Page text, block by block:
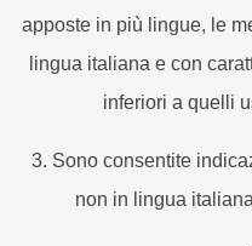
apposte in più lingue, le
lingua italiana e con
inferiori a quelli
3. Sono consentite
non in lingua